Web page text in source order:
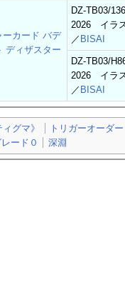
ーカード バデ
ディザスター
DZ-TB03/136
2026 イラ
／ BISAI
DZ-TB03/
2026 イラ
／ BISAI
グマ》 トリガーオーダー
ード０ 深淵